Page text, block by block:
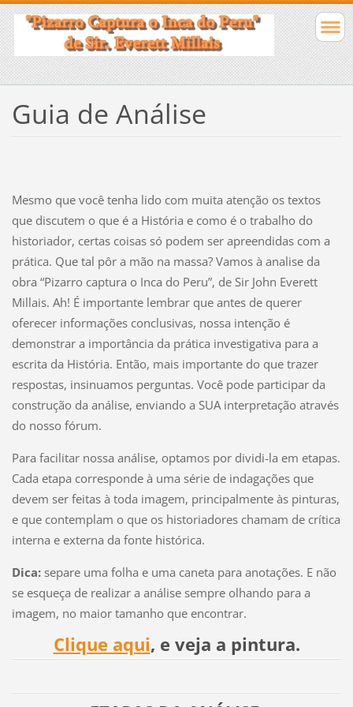
Guia de Análise
Mesmo que você tenha lido com muita atenção os textos
que discutem o que é a História e como é o trabalho do
historiador, certas coisas só podem ser apreendidas com a
prática. Que tal pôr a mão na massa? Vamos à analise da
obra “Pizarro captura o Inca do Peru”, de Sir John Everett
Millais. Ah! É importante lembrar que antes de querer
oferecer informações conclusivas, nossa intenção é
demonstrar a importância da prática investigativa para a
escrita da História. Então, mais importante do que trazer
respostas, insinuamos perguntas. Você pode participar da
construção da análise, enviando a SUA interpretação através
do nosso fórum.
Para facilitar nossa análise, optamos por dividi-la em etapas.
Cada etapa corresponde à uma série de indagações que
devem ser feitas à toda imagem, principalmente às pinturas,
e que contemplam o que os historiadores chamam de crítica
interna e externa da fonte histórica.
Dica:separe uma folha e uma caneta para anotações. E não
se esqueça de realizar a análise sempre olhando para a
imagem, no maior tamanho que encontrar.
Clique aqui, e veja a pintura.